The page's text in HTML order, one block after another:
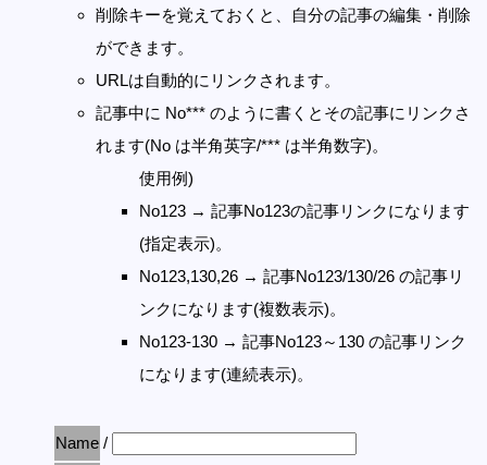
削除キーを覚えておくと、自分の記事の編集・削除
ができます。
URLは自動的にリンクされます。
記事中に No*** のように書くとその記事にリンクさ
れます(No は半角英字/*** は半角数字)。
使用例)
No123 → 記事No123の記事リンクになります
(指定表示)。
No123,130,26 → 記事No123/130/26 の記事リ
ンクになります(複数表示)。
No123-130 → 記事No123～130 の記事リンク
になります(連続表示)。
Name /